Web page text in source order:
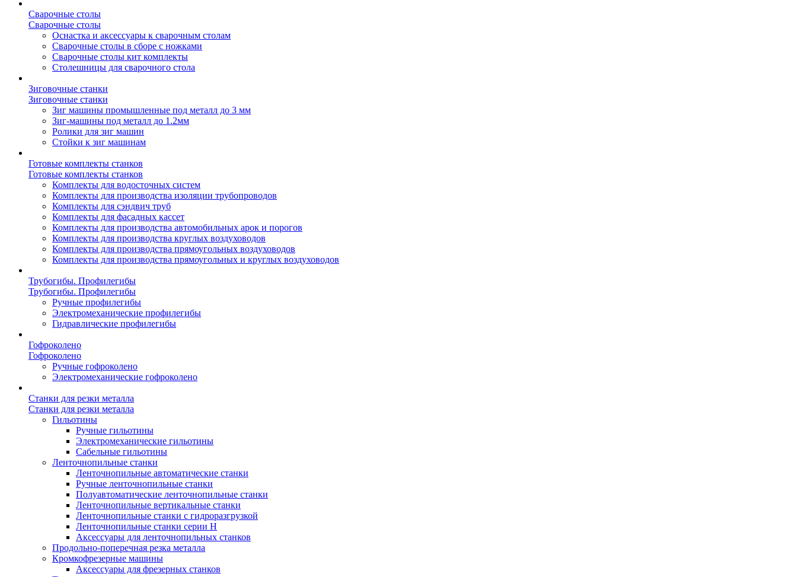
Сварочные столы
Сварочные столы
Оснастка и аксессуары к сварочным столам
Сварочные столы в сборе с ножками
Сварочные столы кит комплекты
Столешницы для сварочного стола
Зиговочные станки
Зиговочные станки
Зиг машины промышленные под металл до 3 мм
Зиг-машины под металл до 1.2мм
Ролики для зиг машин
Стойки к зиг машинам
Готовые комплекты станков
Готовые комплекты станков
Комплекты для водосточных систем
Комплекты для производства изоляции трубопроводов
Комплекты для сэндвич труб
Комплекты для фасадных кассет
Комплекты для производства автомобильных арок и порогов
Комплекты для производства круглых воздуховодов
Комплекты для производства прямоугольных воздуховодов
Комплекты для производства прямоугольных и круглых воздуховодов
Трубогибы. Профилегибы
Трубогибы. Профилегибы
Ручные профилегибы
Электромеханические профилегибы
Гидравлические профилегибы
Гофроколено
Гофроколено
Ручные гофроколено
Электромеханические гофроколено
Станки для резки металла
Станки для резки металла
Гильотины
Ручные гильотины
Электромеханические гильотины
Сабельные гильотины
Ленточнопильные станки
Ленточнопильные автоматические станки
Ручные ленточнопильные станки
Полуавтоматические ленточнопильные станки
Ленточнопильные вертикальные станки
Ленточнопильные станки с гидроразгрузкой
Ленточнопильные станки серии H
Аксессуары для ленточнопильных станков
Продольно-поперечная резка металла
Кромкофрезерные машины
Аксессуары для фрезерных станков